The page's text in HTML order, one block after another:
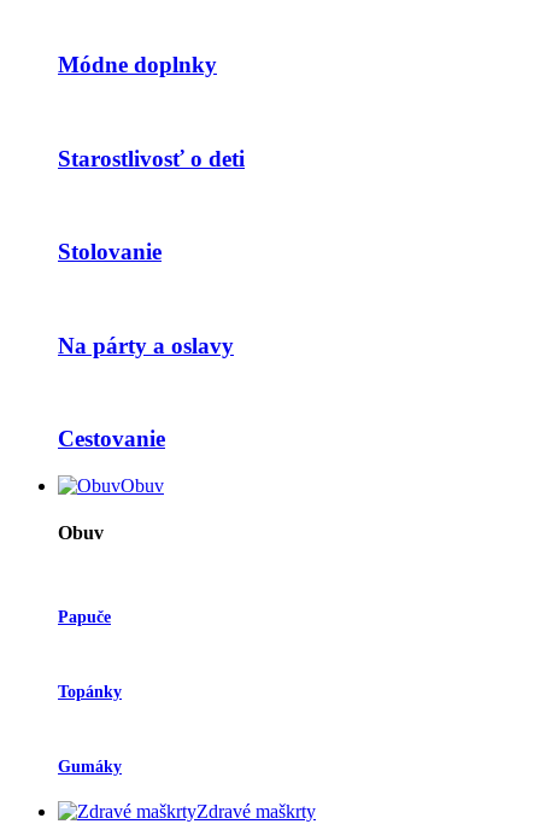
Módne doplnky
Starostlivosť o deti
Stolovanie
Na párty a oslavy
Cestovanie
Obuv
Obuv
Papuče
Topánky
Gumáky
Zdravé maškrty